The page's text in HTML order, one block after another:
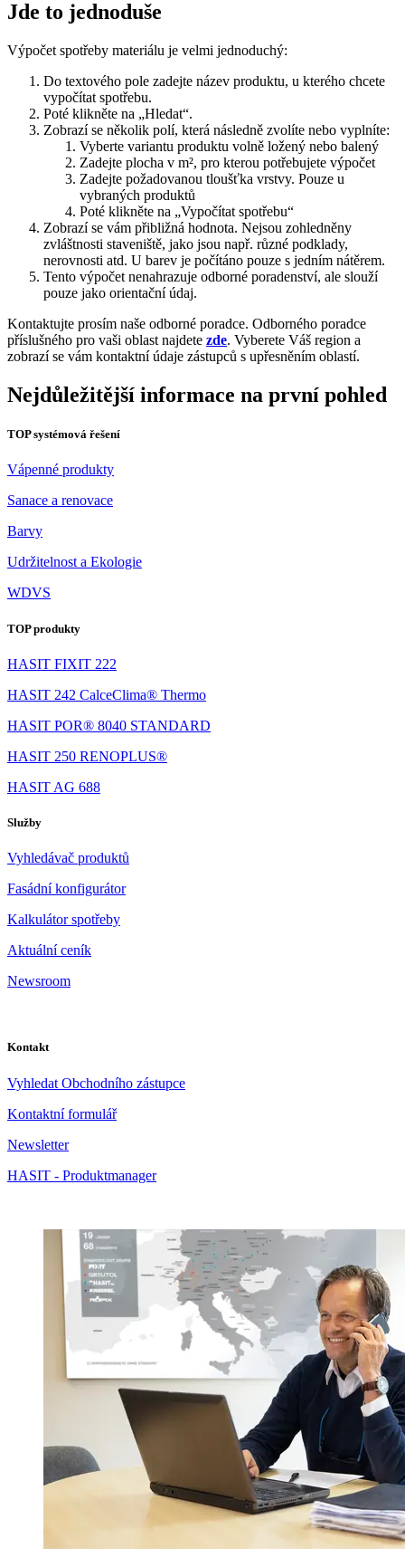
Jde to jednoduše
Výpočet spotřeby materiálu je velmi jednoduchý:
Do textového pole zadejte název produktu, u kterého chcete
vypočítat spotřebu.
Poté klikněte na „Hledat“.
Zobrazí se několik polí, která následně zvolíte nebo vyplníte:
Vyberte variantu produktu volně ložený nebo balený
Zadejte plocha v m², pro kterou potřebujete výpočet
Zadejte požadovanou tloušťka vrstvy. Pouze u
vybraných produktů
Poté klikněte na „Vypočítat spotřebu“
Zobrazí se vám přibližná hodnota. Nejsou zohledněny
zvláštnosti staveniště, jako jsou např. různé podklady,
nerovnosti atd. U barev je počítáno pouze s jedním nátěrem.
Tento výpočet nenahrazuje odborné poradenství, ale slouží
pouze jako orientační údaj.
Kontaktujte prosím naše odborné poradce. Odborného poradce
příslušného pro vaši oblast najdete zde. Vyberete Váš region a
zobrazí se vám kontaktní údaje zástupců s upřesněním oblastí.
Nejdůležitější informace na první pohled
TOP systémová řešení
Vápenné produkty
Sanace a renovace
Barvy
Udržitelnost a Ekologie
WDVS
TOP produkty
HASIT FIXIT 222
HASIT 242 CalceClima® Thermo
HASIT POR® 8040 STANDARD
HASIT 250 RENOPLUS®
HASIT AG 688
Služby
Vyhledávač produktů
Fasádní konfigurátor
Kalkulátor spotřeby
Aktuální ceník
Newsroom
Kontakt
Vyhledat Obchodního zástupce
Kontaktní formulář
Newsletter
HASIT - Produktmanager